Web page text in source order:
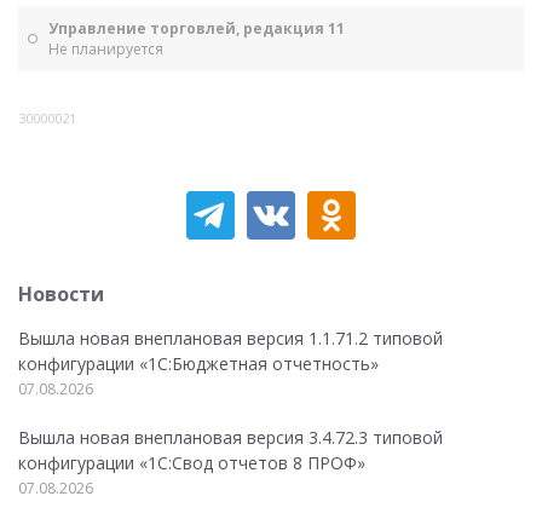
Управление торговлей, редакция 11
Не планируется
30000021
Новости
Вышла новая внеплановая версия 1.1.71.2 типовой
конфигурации «1C:Бюджетная отчетность»
07.08.2026
Вышла новая внеплановая версия 3.4.72.3 типовой
конфигурации «1C:Свод отчетов 8 ПРОФ»
07.08.2026